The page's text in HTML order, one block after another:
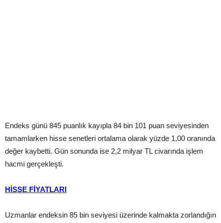
Endeks günü 845 puanlık kayıpla 84 bin 101 puan seviyesinden
tamamlarken hisse senetleri ortalama olarak yüzde 1,00 oranında
değer kaybetti. Gün sonunda ise 2,2 milyar TL civarında işlem
hacmi gerçekleşti.
HİSSE FİYATLARI
Uzmanlar endeksin 85 bin seviyesi üzerinde kalmakta zorlandığın